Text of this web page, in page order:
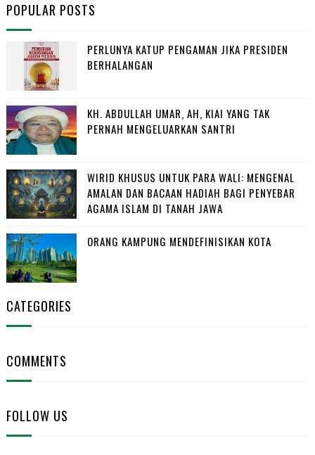
POPULAR POSTS
PERLUNYA KATUP PENGAMAN JIKA PRESIDEN
BERHALANGAN
KH. ABDULLAH UMAR, AH, KIAI YANG TAK
PERNAH MENGELUARKAN SANTRI
WIRID KHUSUS UNTUK PARA WALI: MENGENAL
AMALAN DAN BACAAN HADIAH BAGI PENYEBAR
AGAMA ISLAM DI TANAH JAWA
ORANG KAMPUNG MENDEFINISIKAN KOTA
CATEGORIES
COMMENTS
FOLLOW US